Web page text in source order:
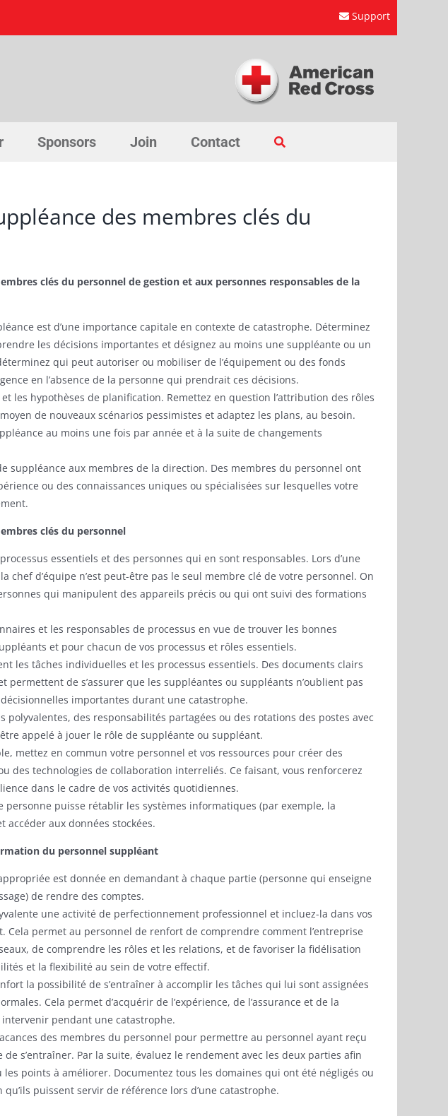
Support
Sponsors Join Contact
des membres clés du
clés du personnel de gestion et aux personnes responsables de la
est d’une importance capitale en contexte de catastrophe. Déterminez
les décisions importantes et désignez au moins une suppléante ou un
qui peut autoriser ou mobiliser de l’équipement ou des fonds
en l’absence de la personne qui prendrait ces décisions.
les hypothèses de planification. Remettez en question l’attribution des rôles
de nouveaux scénarios pessimistes et adaptez les plans, au besoin.
au moins une fois par année et à la suite de changements
suppléance aux membres de la direction. Des membres du personnel ont
ou des connaissances uniques ou spécialisées sur lesquelles votre
clés du personnel
essentiels et des personnes qui en sont responsables. Lors d’une
chef d’équipe n’est peut-être pas le seul membre clé de votre personnel. On
qui manipulent des appareils précis ou qui ont suivi des formations
et les responsables de processus en vue de trouver les bonnes
et pour chacun de vos processus et rôles essentiels.
les tâches individuelles et les processus essentiels. Des documents clairs
permettent de s’assurer que les suppléantes ou suppléants n’oublient pas
importantes durant une catastrophe.
polyvalentes, des responsabilités partagées ou des rotations des postes avec
appelé à jouer le rôle de suppléante ou suppléant.
mettez en commun votre personnel et vos ressources pour créer des
des technologies de collaboration interreliés. Ce faisant, vous renforcerez
dans le cadre de vos activités quotidiennes.
personne puisse rétablir les systèmes informatiques (par exemple, la
accéder aux données stockées.
du personnel suppléant
est donnée en demandant à chaque partie (personne qui enseigne
de rendre des comptes.
une activité de perfectionnement professionnel et incluez-la dans vos
Cela permet au personnel de renfort de comprendre comment l’entreprise
de comprendre les rôles et les relations, et de favoriser la fidélisation
et la flexibilité au sein de votre effectif.
la possibilité de s’entraîner à accomplir les tâches qui lui sont assignées
Cela permet d’acquérir de l’expérience, de l’assurance et de la
pendant une catastrophe.
des membres du personnel pour permettre au personnel ayant reçu
s’entraîner. Par la suite, évaluez le rendement avec les deux parties afin
les points à améliorer. Documentez tous les domaines qui ont été négligés ou
puissent servir de référence lors d’une catastrophe.